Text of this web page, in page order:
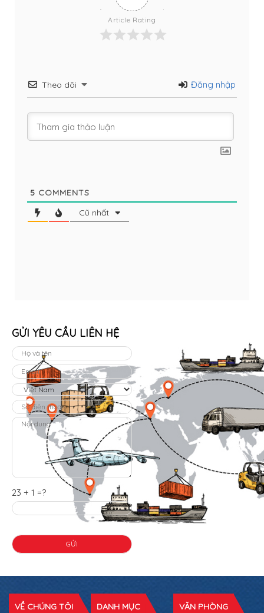
Article Rating
Theo dõi Đăng nhập
5 COMMENTS
Cũ nhất
GỬI YÊU CẦU LIÊN HỆ
23 + 1 =?
VỀ CHÚNG TÔI DANH MỤC VĂN PHÒNG